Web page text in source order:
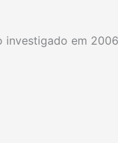
investigado em